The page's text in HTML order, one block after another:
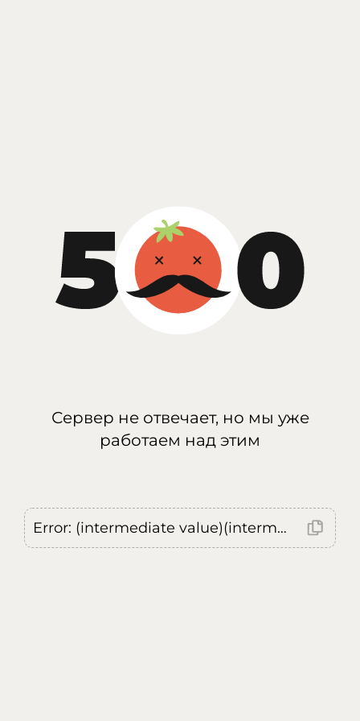
Сервер не отвечает, но мы уже
работаем над этим
Error: (intermediate value)(intermediate value)(intermediate value).replaceAll is not a function